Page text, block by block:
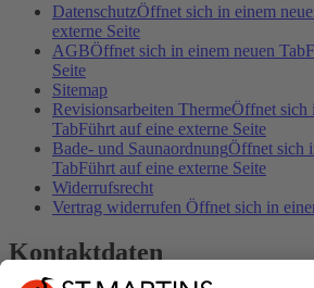
DatenschutzÖffnet sich in einem
externe Seite
AGBÖffnet sich in einem neuen Tab
Seite
Sitemap
Revisionsarbeiten ThermeÖffnet sich
TabFührt auf eine externe Seite
Bade- und SaunaordnungÖffnet sich
TabFührt auf eine externe Seite
Widerrufsrecht
Vertrag widerrufen Öffnet sich in
Kontaktdaten